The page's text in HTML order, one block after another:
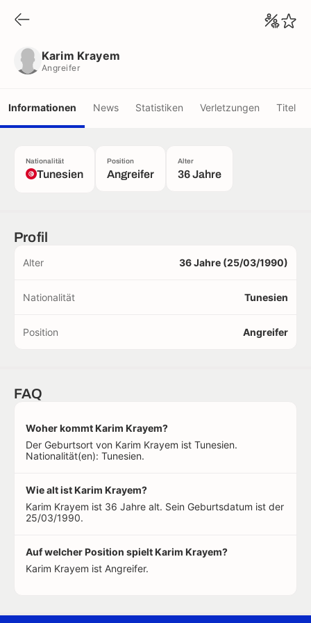
Karim Krayem
Angreifer
Informationen News Statistiken Verletzungen Titel
Nationalität
Tunesien
Position
Angreifer
Alter
36 Jahre
Profil
Alter 36 Jahre (25/03/1990)
Nationalität Tunesien
Position Angreifer
FAQ
Woher kommt Karim Krayem?
Der Geburtsort von Karim Krayem ist Tunesien.
Nationalität(en): Tunesien.
Wie alt ist Karim Krayem?
Karim Krayem ist 36 Jahre alt. Sein Geburtsdatum ist der
25/03/1990.
Auf welcher Position spielt Karim Krayem?
Karim Krayem ist Angreifer.